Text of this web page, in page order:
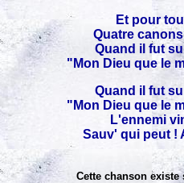
Et pour
Quatre
Quand il fut
"Mon Dieu que le
Quand il fut
"Mon Dieu que le
L'ennemi
Sauv' qui peut !
Cette chanson